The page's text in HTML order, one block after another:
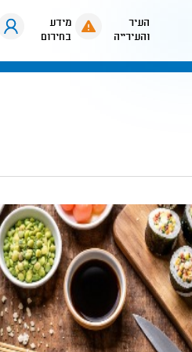
העיר
והעירייה
מידע
בחירום